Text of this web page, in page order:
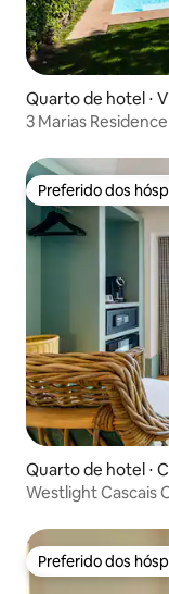
Quarto de hotel ⋅
3 Marias
Preferido dos
Preferido dos
Quarto de hotel ⋅
Westlight Cascais
Preferido dos
Preferido dos